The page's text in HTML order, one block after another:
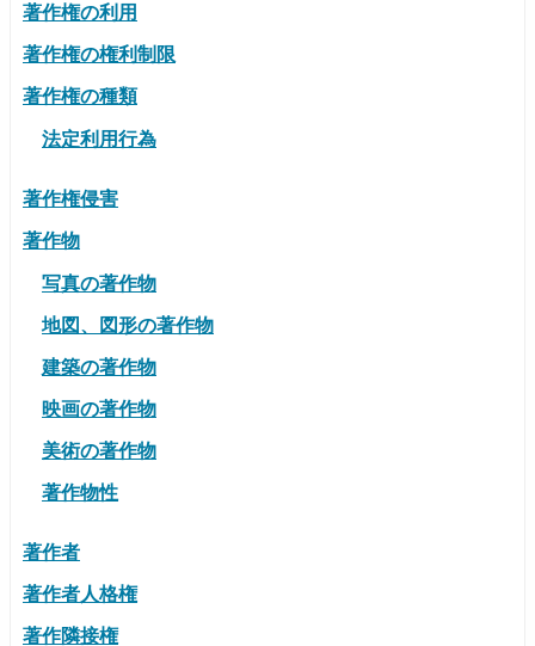
著作権の利用
著作権の権利制限
著作権の種類
法定利用行為
著作権侵害
著作物
写真の著作物
地図、図形の著作物
建築の著作物
映画の著作物
美術の著作物
著作物性
著作者
著作者人格権
著作隣接権